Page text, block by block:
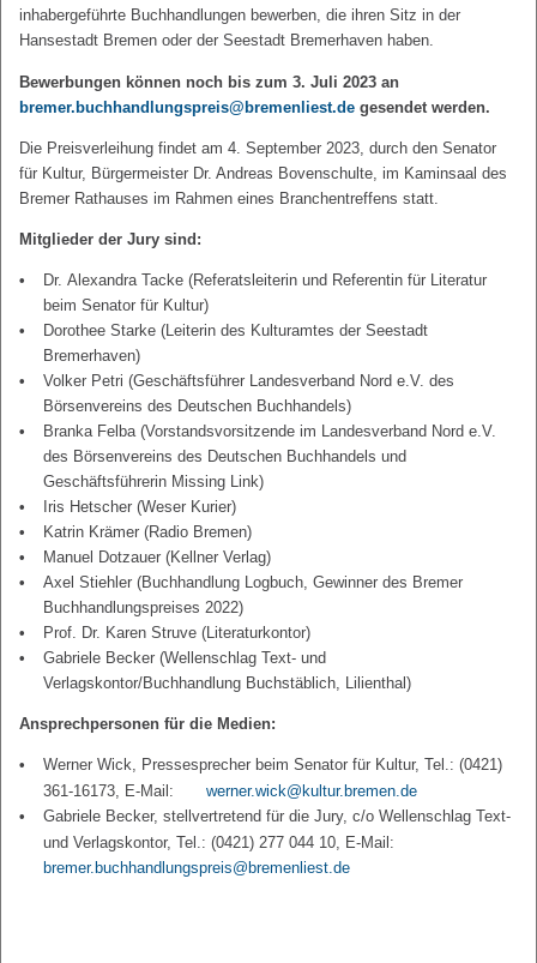
inhabergeführte Buchhandlungen bewerben, die ihren Sitz in der
Hansestadt Bremen oder der Seestadt Bremerhaven haben.
Bewerbungen können noch bis zum 3. Juli 2023 an
bremer.buchhandlungspreis@bremenliest.de gesendet werden.
Die Preisverleihung findet am 4. September 2023, durch den Senator
für Kultur, Bürgermeister Dr. Andreas Bovenschulte, im Kaminsaal des
Bremer Rathauses im Rahmen eines Branchentreffens statt.
Mitglieder der Jury sind:
Dr. Alexandra Tacke (Referatsleiterin und Referentin für Literatur
beim Senator für Kultur)
Dorothee Starke (Leiterin des Kulturamtes der Seestadt
Bremerhaven)
Volker Petri (Geschäftsführer Landesverband Nord e.V. des
Börsenvereins des Deutschen Buchhandels)
Branka Felba (Vorstandsvorsitzende im Landesverband Nord e.V.
des Börsenvereins des Deutschen Buchhandels und
Geschäftsführerin Missing Link)
Iris Hetscher (Weser Kurier)
Katrin Krämer (Radio Bremen)
Manuel Dotzauer (Kellner Verlag)
Axel Stiehler (Buchhandlung Logbuch, Gewinner des Bremer
Buchhandlungspreises 2022)
Prof. Dr. Karen Struve (Literaturkontor)
Gabriele Becker (Wellenschlag Text- und
Verlagskontor/Buchhandlung Buchstäblich, Lilienthal)
Ansprechpersonen für die Medien:
Werner Wick, Pressesprecher beim Senator für Kultur, Tel.: (0421)
361-16173, E-Mail:
werner.wick@kultur.bremen.de
Gabriele Becker, stellvertretend für die Jury, c/o Wellenschlag Text-
und Verlagskontor, Tel.: (0421) 277 044 10, E-Mail:
bremer.buchhandlungspreis@bremenliest.de